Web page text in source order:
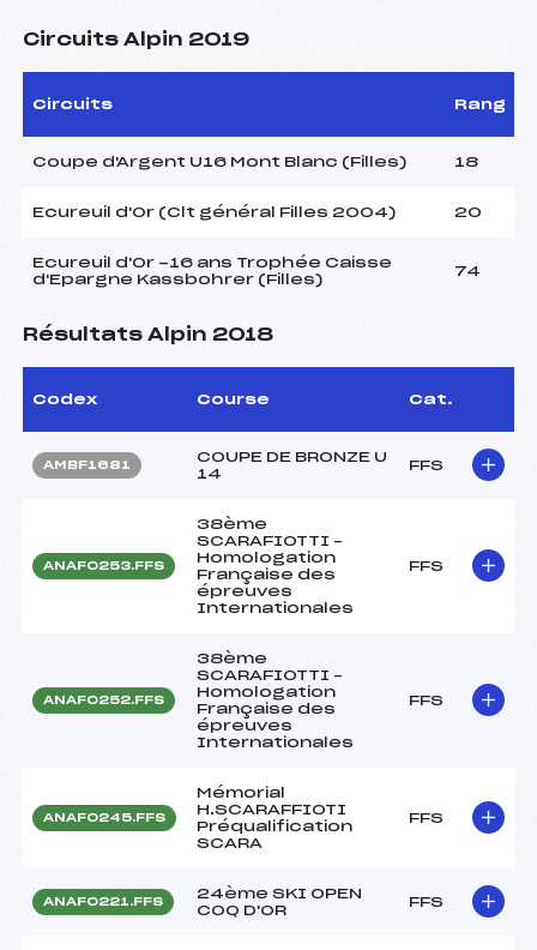
Circuits Alpin 2019
Circuits Rang
Coupe d'Argent U16 Mont Blanc (Filles) 18
Ecureuil d'Or (Clt général Filles 2004) 20
Ecureuil d'Or -16 ans Trophée Caisse
d'Epargne Kassbohrer (Filles)
74
Résultats Alpin 2018
Codex Course Cat.
AMBF1681
COUPE DE BRONZE U
14
FFS
ANAF0253.FFS
38ème
SCARAFIOTTI –
Homologation
Française des
épreuves
Internationales
FFS
ANAF0252.FFS
38ème
SCARAFIOTTI –
Homologation
Française des
épreuves
Internationales
FFS
ANAF0245.FFS
Mémorial
H.SCARAFFIOTI
Préqualification
SCARA
FFS
ANAF0221.FFS
24ème SKI OPEN
COQ D'OR
FFS